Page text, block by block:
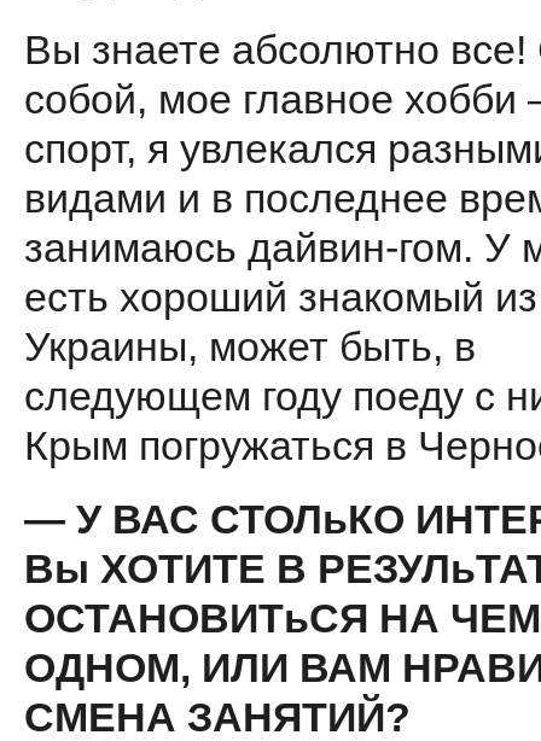
Вы знаете абсолютно
со­бой, мое главное хобби
спорт, я увлекался
видами и в последнее
занимаюсь дайвин-гом. У
есть хороший знакомый из
Украины, может быть, в
следующем году поеду с
Крым погружаться в
— У ВАС СТОЛьКО
Вы ХОТИТЕ В
ОСТАНОВИТь­СЯ НА
ОДНОМ, ИЛИ ВАМ
СМЕНА ЗАНЯТИЙ?